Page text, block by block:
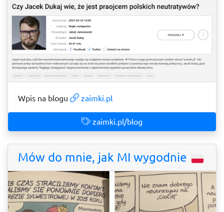
Wpis na blogu zaimki.pl
zaimki.pl/blog
Mów do mnie, jak MI wygodnie